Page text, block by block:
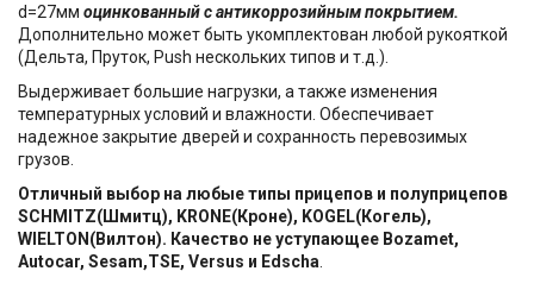
d=27мм оцинкованный с антикоррозийным покрытием.
Дополнительно может быть укомплектован любой рукояткой
(Дельта, Пруток, Push нескольких типов и т.д.).
Выдерживает большие нагрузки, а также изменения
температурных условий и влажности. Обеспечивает
надежное закрытие дверей и сохранность перевозимых
грузов.
Отличный выбор на любые типы прицепов и полуприцепов
SCHMITZ(Шмитц), KRONE(Кроне), KOGEL(Когель),
WIELTON(Вилтон). Качество не уступающее Bozamet,
Autocar, Sesam,TSE, Versus и Edscha